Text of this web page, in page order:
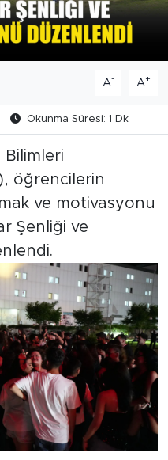
A- A+
Okunma Süresi: 1 Dk
Bilimleri
öğrencilerin
ve motivasyonu
Şenliği ve